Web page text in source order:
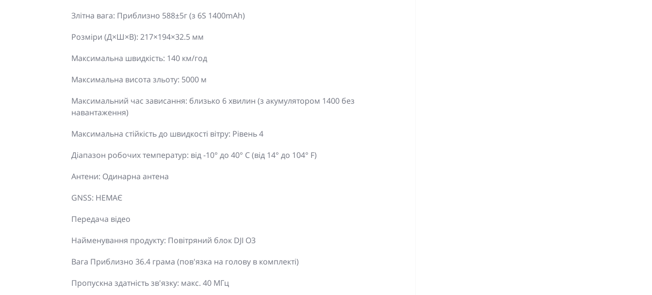
Злітна вага: Приблизно 588±5г (з 6S 1400mAh)
Розміри (Д×Ш×В): 217×194×32.5 мм
Максимальна швидкість: 140 км/год
Максимальна висота зльоту: 5000 м
Максимальний час зависання: близько 6 хвилин (з акумулятором 1400 без
навантаження)
Максимальна стійкість до швидкості вітру: Рівень 4
Діапазон робочих температур: від -10° до 40° C (від 14° до 104° F)
Антени: Одинарна антена
GNSS: НЕМАЄ
Передача відео
Найменування продукту: Повітряний блок DJI O3
Вага Приблизно 36.4 грама (пов'язка на голову в комплекті)
Пропускна здатність зв'язку: макс. 40 МГц